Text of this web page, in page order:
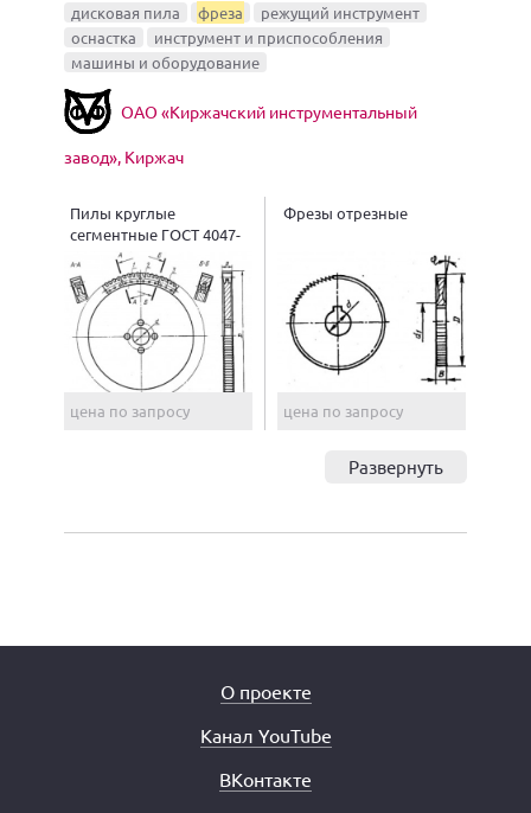
дисковая пила фреза
режущий инструмент
оснастка
инструмент и приспособления
машины и оборудование
ОАО «Киржачский инструментальный
завод», Киржач
Пилы круглые
сегментные ГОСТ 4047-
цена по запросу
Фрезы отрезные
цена по запросу
Развернуть
О проекте
Канал YouTube
ВКонтакте